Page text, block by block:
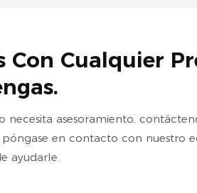
Con Cualquier
necesita asesoramiento,
en contacto con nuestro
ayudarle.